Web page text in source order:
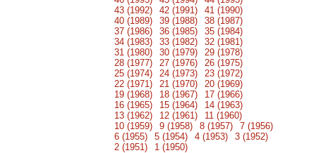
43 (1992)
42 (1991)
41 (1990)
40 (1989)
39 (1988)
38 (1987)
37 (1986)
36 (1985)
35 (1984)
34 (1983)
33 (1982)
32 (1981)
31 (1980)
30 (1979)
29 (1978)
28 (1977)
27 (1976)
26 (1975)
25 (1974)
24 (1973)
23 (1972)
22 (1971)
21 (1970)
20 (1969)
19 (1968)
18 (1967)
17 (1966)
16 (1965)
15 (1964)
14 (1963)
13 (1962)
12 (1961)
11 (1960)
10 (1959)
9 (1958) 8 (1957)
7 (1956)
6 (1955)
5 (1954) 4 (1953)
3 (1952)
2 (1951)
1 (1950)